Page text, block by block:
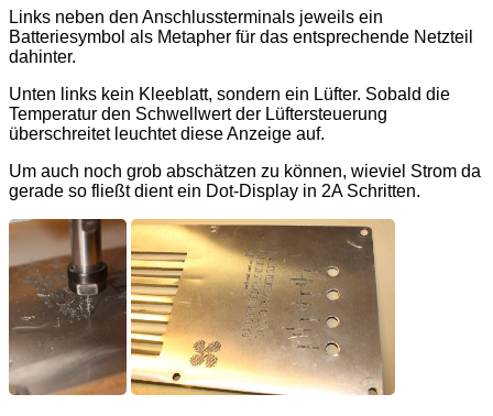
Links neben den Anschlussterminals jeweils ein
Batteriesymbol als Metapher für das entsprechende Netzteil
dahinter.
Unten links kein Kleeblatt, sondern ein Lüfter. Sobald die
Temperatur den Schwellwert der Lüftersteuerung
überschreitet leuchtet diese Anzeige auf.
Um auch noch grob abschätzen zu können, wieviel Strom da
gerade so fließt dient ein Dot-Display in 2A Schritten.